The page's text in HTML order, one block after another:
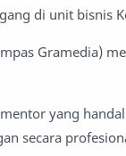
di unit bisnis
Gramedia)
yang
secara